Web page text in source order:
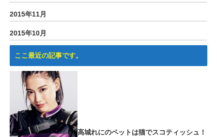
2015年11月
2015年10月
ここ最近の記事です。
高城れにのペットは猫でスコティッシュ！